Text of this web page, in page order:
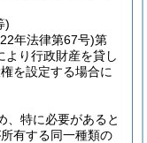
)
年法律第67号)第
より行政財産を貸し
を設定する場合に
、特に必要があると
有する同一種類の